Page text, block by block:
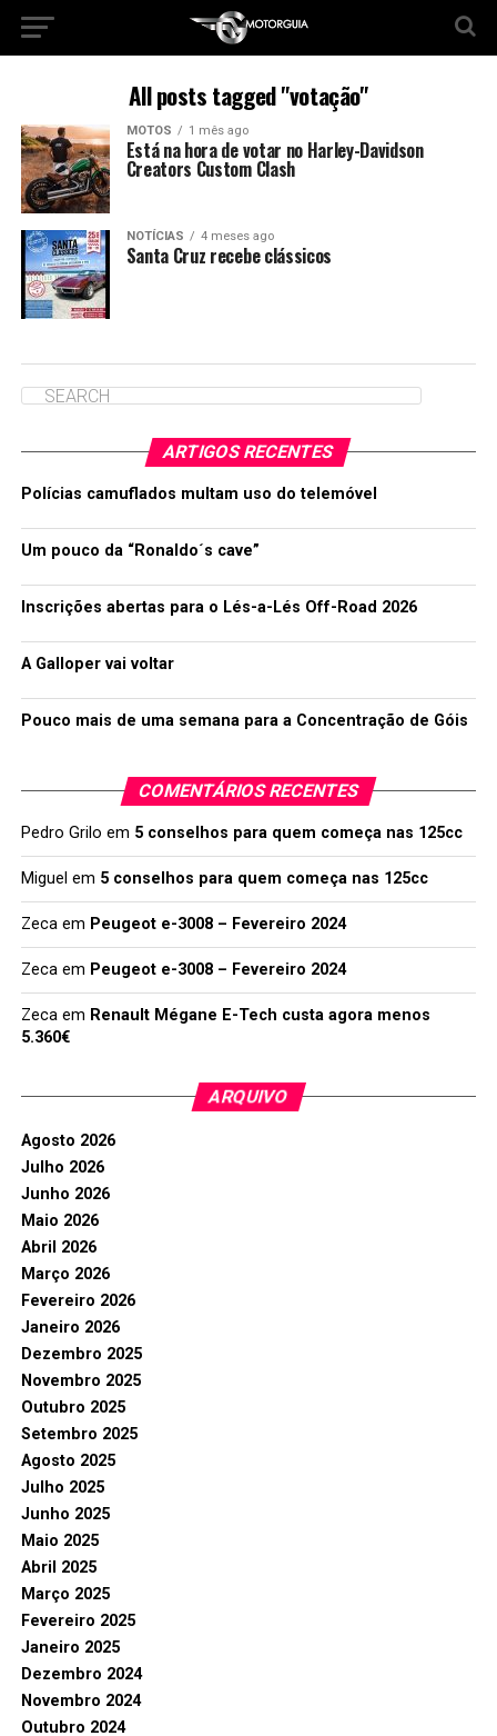
All posts tagged "votação"
MOTOS 1 mês ago
Está na hora de votar no Harley-Davidson
Creators Custom Clash
NOTÍCIAS 4 meses ago
Santa Cruz recebe clássicos
ARTIGOS RECENTES
Polícias camuflados multam uso do telemóvel
Um pouco da “Ronaldo´s cave”
Inscrições abertas para o Lés-a-Lés Off-Road 2026
A Galloper vai voltar
Pouco mais de uma semana para a Concentração de Góis
COMENTÁRIOS RECENTES
Pedro Grilo em 5 conselhos para quem começa nas 125cc
Miguel em 5 conselhos para quem começa nas 125cc
Zecaem Peugeot e-3008 – Fevereiro 2024
Zecaem Peugeot e-3008 – Fevereiro 2024
Zecaem Renault Mégane E-Tech custa agora menos
5.360€
ARQUIVO
Agosto 2026
Julho 2026
Junho 2026
Maio 2026
Abril 2026
Março 2026
Fevereiro 2026
Janeiro 2026
Dezembro 2025
Novembro 2025
Outubro 2025
Setembro 2025
Agosto 2025
Julho 2025
Junho 2025
Maio 2025
Abril 2025
Março 2025
Fevereiro 2025
Janeiro 2025
Dezembro 2024
Novembro 2024
Outubro 2024